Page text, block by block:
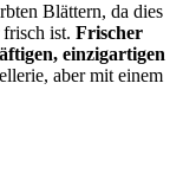
Blättern, da dies
ist. Frischer
einzigartigen
aber mit einem